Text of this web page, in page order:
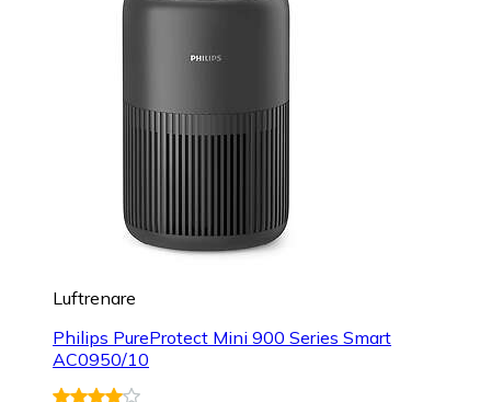
Luftrenare
Philips PureProtect Mini 900 Series Smart
AC0950/10